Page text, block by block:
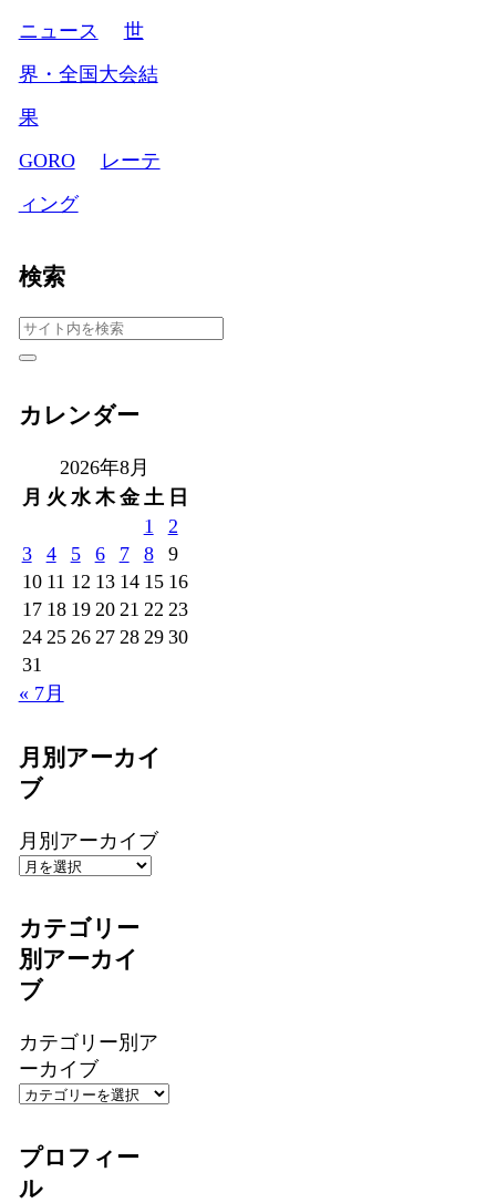
ニュース
世
界・全国大会結
果
GORO
レーテ
ィング
検索
カレンダー
2026年8月
月 火 水 木 金 土 日
1
2
3
4 5 6 7 8
9
10 11 12 13 14 15 16
17 18 19 20 21 22 23
24 25 26 27 28 29 30
31
« 7月
月別アーカイ
ブ
月別アーカイブ
カテゴリー
別アーカイ
ブ
カテゴリー別ア
ーカイブ
プロフィー
ル